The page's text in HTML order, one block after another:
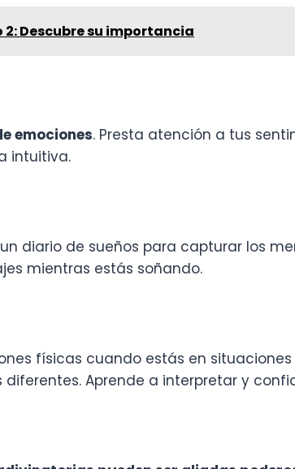
Descubre su importancia
emociones. Presta atención a tus
intuitiva.
diario de sueños para capturar los
mientras estás soñando.
físicas cuando estás en
Aprende a interpretar y